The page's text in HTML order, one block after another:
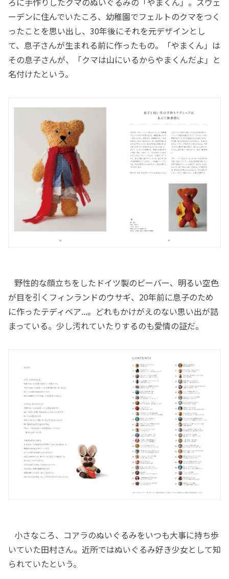
ーデンに住んでいたころ、幼稚園でフェルトのクマをつく
ったことを思い出し、30年後にそれを元デザインとし
て、息子さんが生まれる前に作ったもの。「やまくん」は
その息子さんが、「クマは山にいるからやまくんだよ」と
名付けたという。
野性的な顔立ちをしたドイツ製のビーバー、明るい空色
が目を引くフィンランドのウサギ、20年前に息子のため
に作ったテディベア...。どれもかけがえのない思い出が詰
まっている。少し汚れていたりするのも愛情の証だ。
小さなころ、コアラのぬいぐるみをいつも大事に持ち歩
いていた田村さん。近所ではぬいぐるみ好き少女として知
られていたという。